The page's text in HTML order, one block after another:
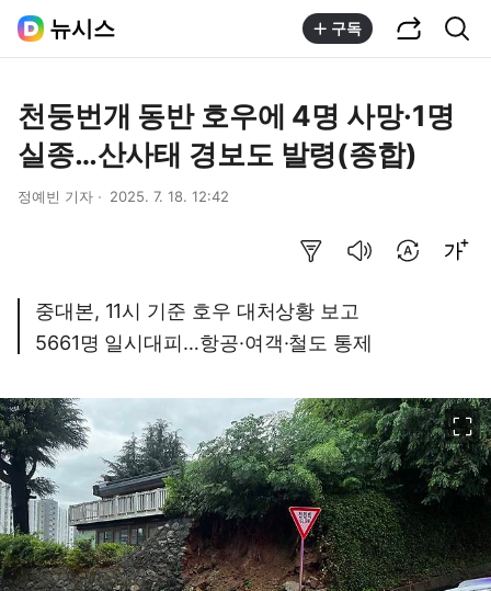
뉴시스 구독
천둥번개 동반 호우에 4명 사망·1명
실종…산사태 경보도 발령(종합)
정예빈 기자 2025. 7. 18. 12:42
중대본, 11시 기준 호우 대처상황 보고
5661명 일시대피…항공·여객·철도 통제